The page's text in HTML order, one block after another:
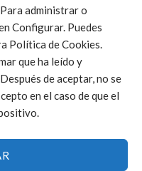
administrar o
Configurar. Puedes
Política de Cookies.
que ha leído y
de aceptar, no se
en el caso de que el
cookies and